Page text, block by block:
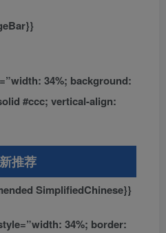
34%; background:
#ccc; vertical-align:
推荐
SimplifiedChinese}}
34%; border: